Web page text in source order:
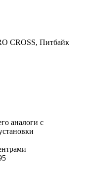
CROSS, Питбайк
аналоги с